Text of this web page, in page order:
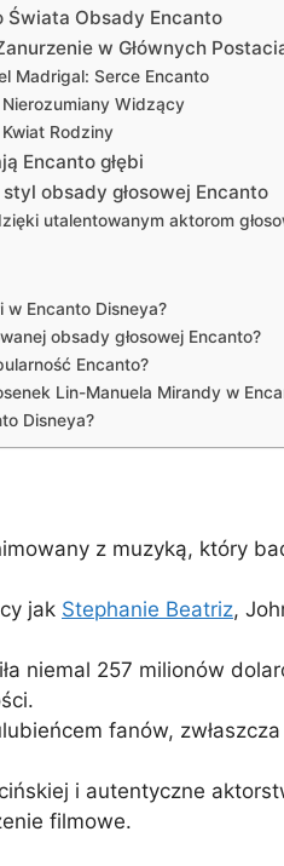
Świata Obsady Encanto
w Głównych
Madrigal: Serce Encanto
Widzący
Rodziny
Encanto głębi
obsady głosowej Encanto
utalentowanym aktorom
w Encanto Disneya?
obsady głosowej Encanto?
Encanto?
Lin-Manuela Mirandy w
Disneya?
z muzyką, który
jak Stephanie Beatriz,
niemal 257 milionów
fanów,
i autentyczne
filmowe.